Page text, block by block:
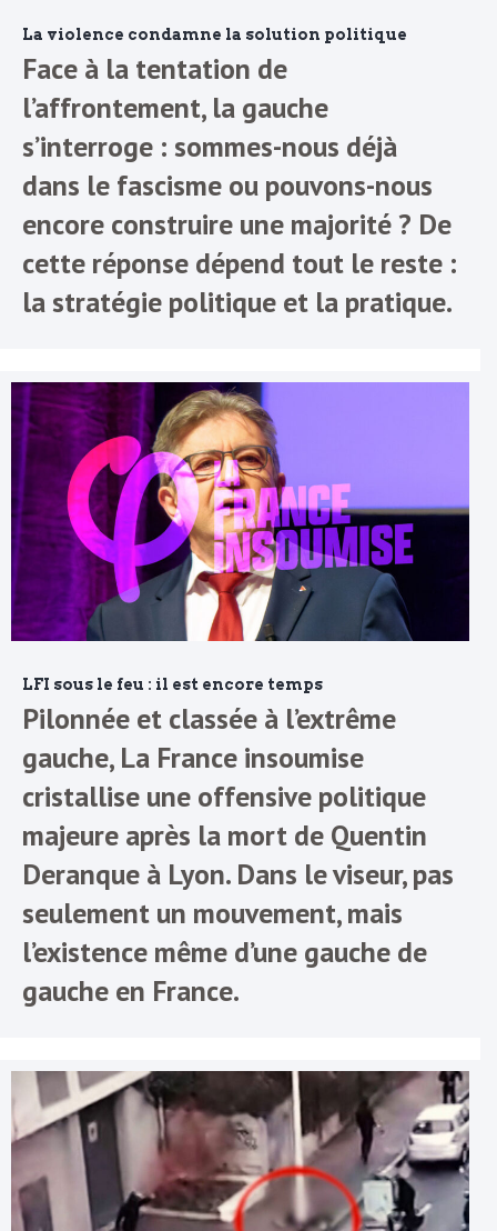
La violence condamne la solution politique
Face à la tentation de
l’affrontement, la gauche
s’interroge : sommes-nous déjà
dans le fascisme ou pouvons-nous
encore construire une majorité ? De
cette réponse dépend tout le reste :
la stratégie politique et la pratique.
LFI sous le feu : il est encore temps
Pilonnée et classée à l’extrême
gauche, La France insoumise
cristallise une offensive politique
majeure après la mort de Quentin
Deranque à Lyon. Dans le viseur, pas
seulement un mouvement, mais
l’existence même d’une gauche de
gauche en France.